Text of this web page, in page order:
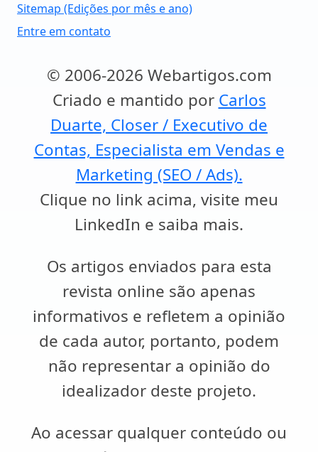
Sitemap (Edições por mês e ano)
Entre em contato
© 2006-2026 Webartigos.com
Criado e mantido por Carlos
Duarte, Closer / Executivo de
Contas, Especialista em Vendas e
Marketing (SEO / Ads).
Clique no link acima, visite meu
LinkedIn e saiba mais.
Os artigos enviados para esta
revista online são apenas
informativos e refletem a opinião
de cada autor, portanto, podem
não representar a opinião do
idealizador deste projeto.
Ao acessar qualquer conteúdo ou